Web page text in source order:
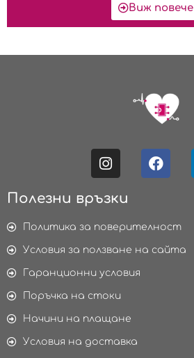
Виж повече
Полезни връзки
Политика за поверителност
Условия за ползване на сайта
Гаранционни условия
Поръчка на стоки
Начини на плащане
Условия на доставка